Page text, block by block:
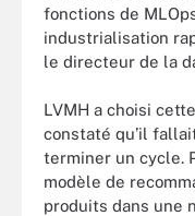
fonctions de
industrialisation
le directeur de la
LVMH a choisi
constaté qu’il
terminer un cycle.
modèle de
produits dans une